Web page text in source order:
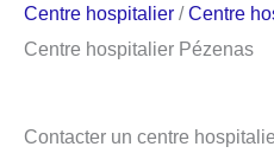
Centre hospitalier /Centre
Centre hospitalier Pézenas
Contacter un centre